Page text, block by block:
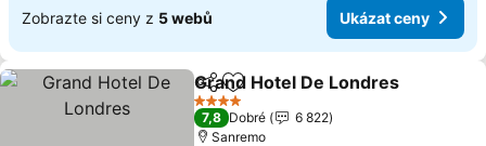
Zobrazte si ceny z 5 webů Ukázat ceny
SdíletPřidat na seznam oblíbených
Grand Hotel De Londres
4 Počet hvězdiček
7,8 Dobré
6 822
Sanremo